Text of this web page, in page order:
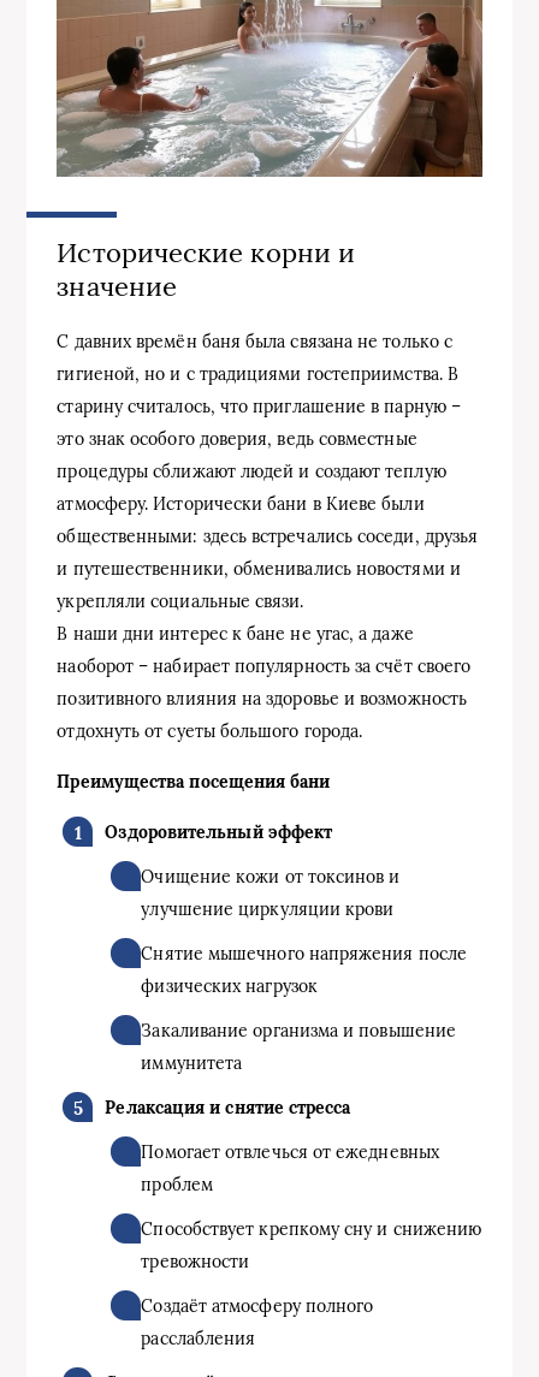
Исторические корни и
значение
С давних времён баня была связана не только с
гигиеной, но и с традициями гостеприимства. В
старину считалось, что приглашение в парную –
это знак особого доверия, ведь совместные
процедуры сближают людей и создают теплую
атмосферу. Исторически бани в Киеве были
общественными: здесь встречались соседи, друзья
и путешественники, обменивались новостями и
укрепляли социальные связи.
В наши дни интерес к бане не угас, а даже
наоборот – набирает популярность за счёт своего
позитивного влияния на здоровье и возможность
отдохнуть от суеты большого города.
Преимущества посещения бани
Оздоровительный эффект
Очищение кожи от токсинов и
улучшение циркуляции крови
Снятие мышечного напряжения после
физических нагрузок
Закаливание организма и повышение
иммунитета
Релаксация и снятие стресса
Помогает отвлечься от ежедневных
проблем
Способствует крепкому сну и снижению
тревожности
Создаёт атмосферу полного
расслабления